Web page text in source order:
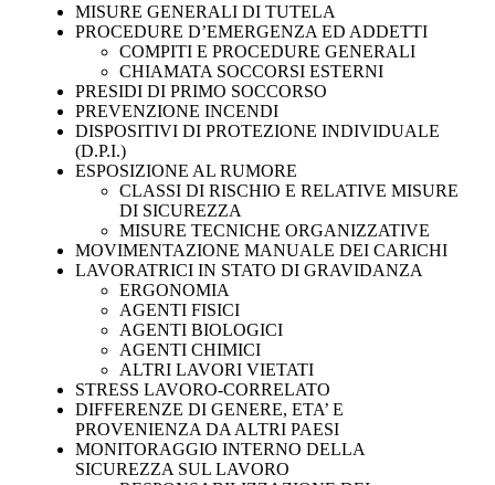
MISURE GENERALI DI TUTELA
PROCEDURE D’EMERGENZA ED ADDETTI
COMPITI E PROCEDURE GENERALI
CHIAMATA SOCCORSI ESTERNI
PRESIDI DI PRIMO SOCCORSO
PREVENZIONE INCENDI
DISPOSITIVI DI PROTEZIONE INDIVIDUALE
(D.P.I.)
ESPOSIZIONE AL RUMORE
CLASSI DI RISCHIO E RELATIVE MISURE
DI SICUREZZA
MISURE TECNICHE ORGANIZZATIVE
MOVIMENTAZIONE MANUALE DEI CARICHI
LAVORATRICI IN STATO DI GRAVIDANZA
ERGONOMIA
AGENTI FISICI
AGENTI BIOLOGICI
AGENTI CHIMICI
ALTRI LAVORI VIETATI
STRESS LAVORO-CORRELATO
DIFFERENZE DI GENERE, ETA’ E
PROVENIENZA DA ALTRI PAESI
MONITORAGGIO INTERNO DELLA
SICUREZZA SUL LAVORO